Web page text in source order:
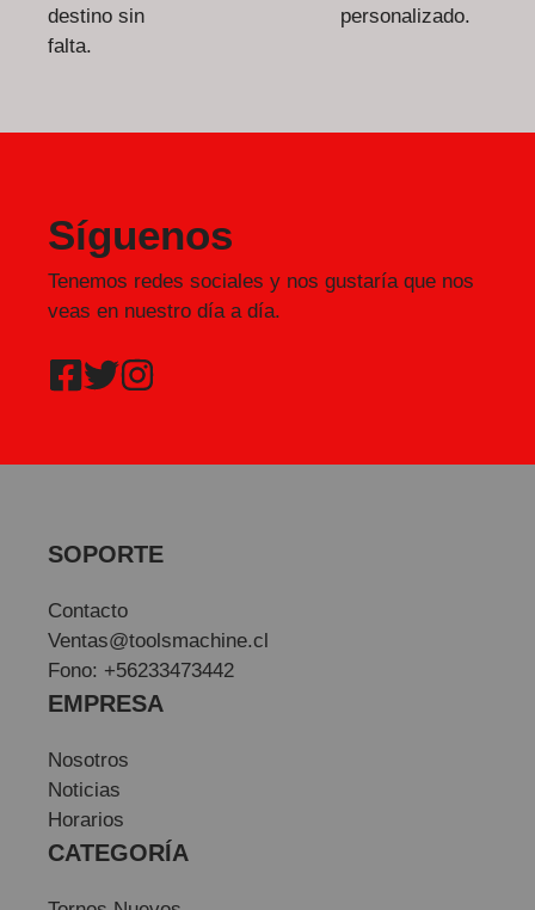
destino sin
falta.
personalizado.
Síguenos
Tenemos redes sociales y nos gustaría que nos
veas en nuestro día a día.
SOPORTE
Contacto
Ventas@toolsmachine.cl
Fono: +56233473442
EMPRESA
Nosotros
Noticias
Horarios
CATEGORÍA